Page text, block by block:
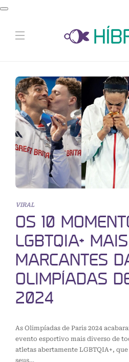
VIRAL
OS 10
LGBTQIA+ MAIS
MARCANTES
OLIMPÍADAS
2024
As Olimpíadas de Paris 2024
evento esportivo mais diverso de
atletas abertamente LGBTQIA+,